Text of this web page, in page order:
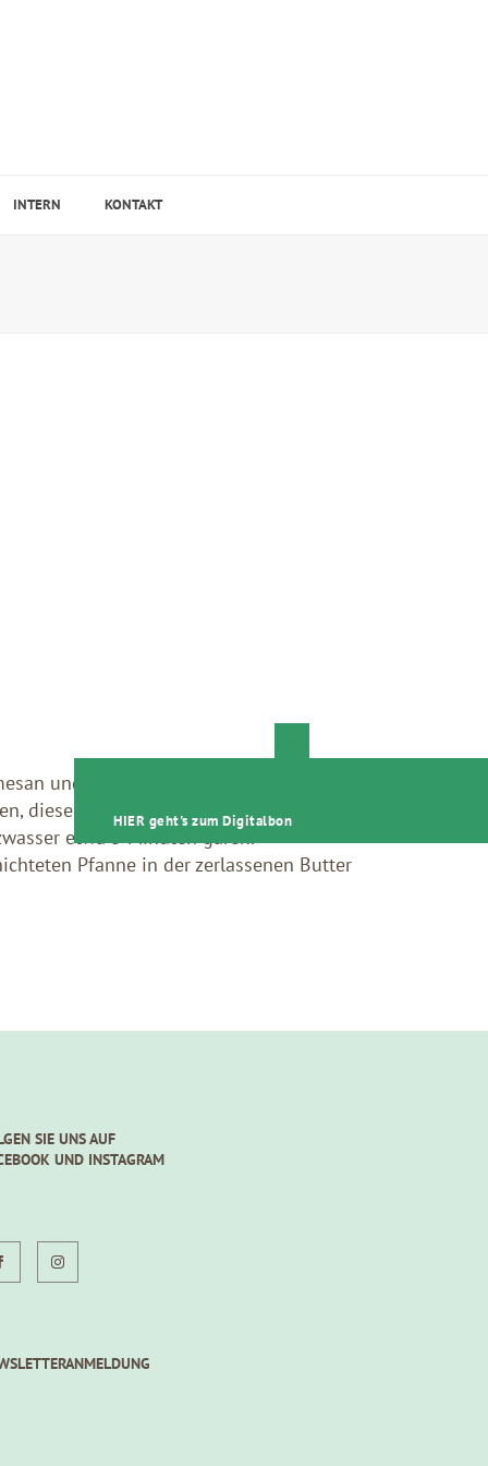
INTERN KONTAKT
und Mehl zugeben, mit Salz und
diese auf der bemehlten Arbeitsfläche
etwa 5 Minuten garen.
Pfanne in der zerlassenen Butter
SIE UNS AUF
UND INSTAGRAM
Close
HIER geht's zum Digitalbon